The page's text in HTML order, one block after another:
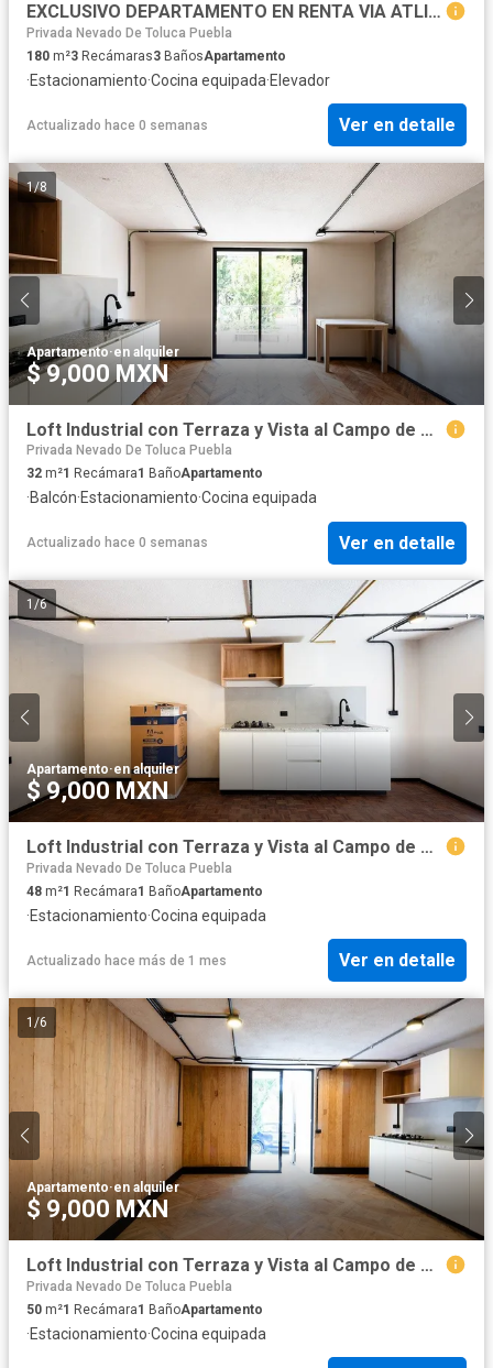
EXCLUSIVO DEPARTAMENTO EN RENTA VIA ATLIXCAYOTL TORRE W
Privada Nevado De Toluca Puebla
180 m²3 Recámaras3 BañosApartamento
·Estacionamiento·Cocina equipada·Elevador
Actualizado hace 0 semanas Ver en detalle
1/8
Apartamento·en alquiler
$ 9,000 MXN
Loft Industrial con Terraza y Vista al Campo de Golf Campestre 7
Privada Nevado De Toluca Puebla
32 m²1 Recámara1 BañoApartamento
·Balcón·Estacionamiento·Cocina equipada
Actualizado hace 0 semanas Ver en detalle
1 /6
Apartamento·en alquiler
$ 9,000 MXN
Loft Industrial con Terraza y Vista al Campo de Golf Campestre 2
Privada Nevado De Toluca Puebla
48 m²1 Recámara1 BañoApartamento
·Estacionamiento·Cocina equipada
Actualizado hace más de 1 mes Ver en detalle
1 /6
Apartamento·en alquiler
$ 9,000 MXN
Loft Industrial con Terraza y Vista al Campo de Golf Campestre 3
Privada Nevado De Toluca Puebla
50 m²1 Recámara1 BañoApartamento
·Estacionamiento·Cocina equipada